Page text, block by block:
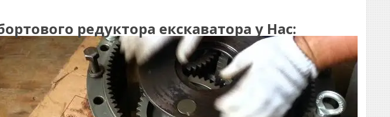
редуктора екскаватора у Нас: